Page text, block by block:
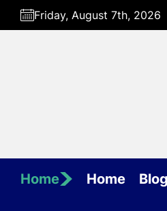
Skip
Friday, August 7th, 2026
Home Home Blog